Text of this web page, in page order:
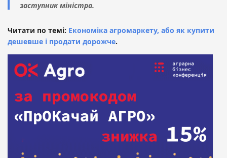
заступник міністра.
Читати по темі: Економіка агромаркету, або як купити
дешевше і продати дорожче.